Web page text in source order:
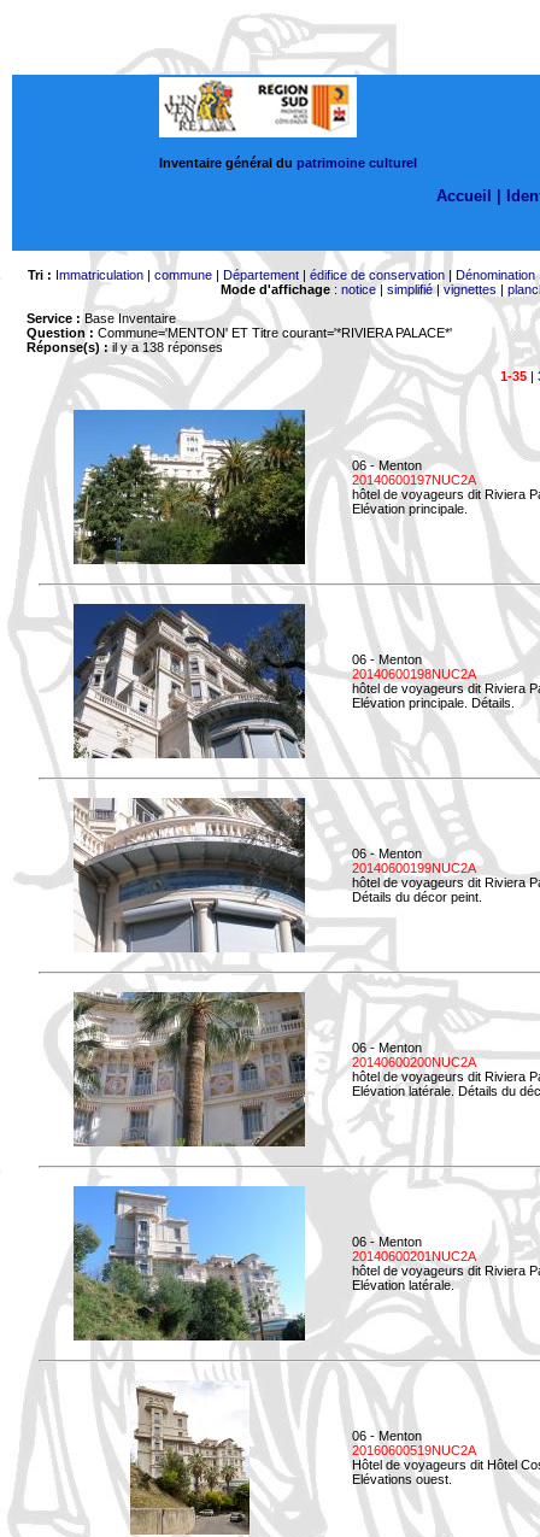
Inventaire général du patrimoine culturel
Accueil |
Tri : Immatriculation| commune| Département| édifice de conservation| Dénomination
Mode d'affichage: notice| simplifié|vignettes |
Service : Base Inventaire
Question : Commune='MENTON' ET Titre courant='*RIVIERA PALACE*'
Réponse(s) :il y a 138 réponses
1-35|
06 - Menton
20140600197NUC2A
hôtel de voyageurs dit Riviera
Elévation principale.
06 - Menton
20140600198NUC2A
hôtel de voyageurs dit Riviera
Elévation principale. Détails.
06 - Menton
20140600199NUC2A
hôtel de voyageurs dit Riviera
Détails du décor peint.
06 - Menton
20140600200NUC2A
hôtel de voyageurs dit Riviera
Elévation latérale. Détails du
06 - Menton
20140600201NUC2A
hôtel de voyageurs dit Riviera
Elévation latérale.
06 - Menton
20160600519NUC2A
Hôtel de voyageurs dit Hôtel
Elévations ouest.